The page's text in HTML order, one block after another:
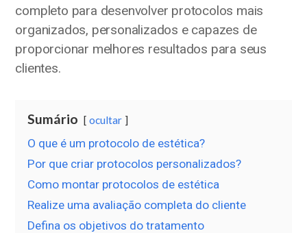
completo para desenvolver protocolos mais
organizados, personalizados e capazes de
proporcionar melhores resultados para seus
clientes.
Sumário ocultar
O que é um protocolo de estética?
Por que criar protocolos personalizados?
Como montar protocolos de estética
Realize uma avaliação completa do cliente
Defina os objetivos do tratamento